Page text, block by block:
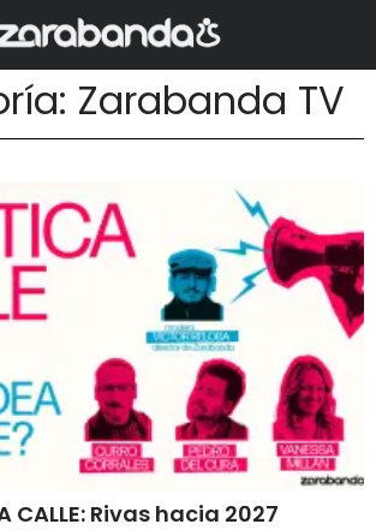
Zarabanda TV
CALLE: Rivas hacia 2027